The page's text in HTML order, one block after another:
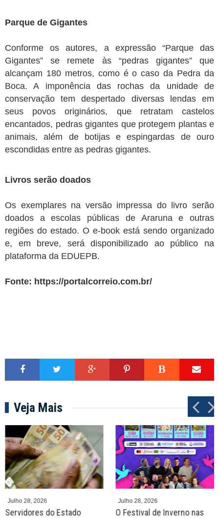
Parque de Gigantes
Conforme os autores, a expressão “Parque das
Gigantes” se remete às “pedras gigantes” que
alcançam 180 metros, como é o caso da Pedra da
Boca. A imponência das rochas da unidade de
conservação tem despertado diversas lendas em
seus povos originários, que retratam castelos
encantados, pedras gigantes que protegem plantas e
animais, além de botijas e espingardas de ouro
escondidas entre as pedras gigantes.
Livros serão doados
Os exemplares na versão impressa do livro serão
doados a escolas públicas de Araruna e outras
regiões do estado. O e-book está sendo organizado
e, em breve, será disponibilizado ao público na
plataforma da EDUEPB.
Fonte: https://portalcorreio.com.br/
Veja Mais
Julho 28, 2026
Servidores do Estado
Julho 28, 2026
O Festival de Inverno nas
P
r
e
v
N
e
x
t